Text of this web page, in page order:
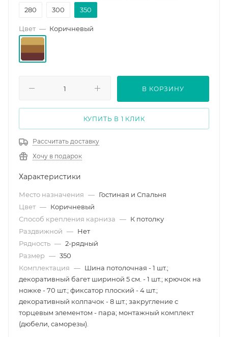
280 300 350
Цвет — Коричневый
В КОРЗИНУ
КУПИТЬ В 1 КЛИК
Рассчитать доставку
Хочу в подарок
Характеристики
Место назначения — Гостиная и Спальня
Цвет — Коричневый
Способ крепления карниза — К потолку
Раздвижной — Нет
Рядность — 2-рядный
Размер — 350
Комплектация — Шина потолочная - 1 шт.;
декоративный багет шириной 5 см. - 1 шт.; крючок на
ножке - 70 шт.; фиксатор плоский - 4 шт.;
декоративный колпачок - 8 шт.; закругление с
торцевым элементом - пара; монтажный комплект
(дюбели, саморезы).